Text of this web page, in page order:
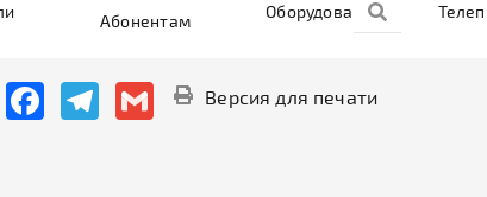
Абонентам Оборудование
FacebookTelegramGmail Версия для печати